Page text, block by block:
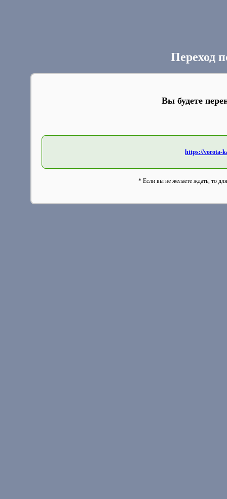
Переход
Вы будете
https://vorota-
* Если вы не желаете ждать, то